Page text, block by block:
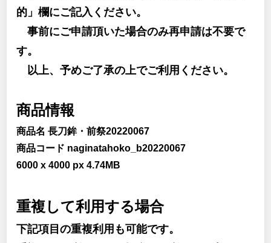
的」欄にご記入ください。
事前にご申請頂いた場合のみ再申請は不要で
す。
以上、予めご了承の上でご利用ください。
商品情報
商品名 長刀鉾・前祭20220067
商品コード naginatahoko_b20220067
6000 x 4000 px 4.74MB
重複して利用する場合
下記項目の重複利用も可能です。